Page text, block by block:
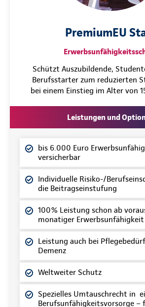
PremiumEU
Schützt Auszubildende,
Berufsstarter zum reduzierten
bei einem Einstieg im Alter von
Leistungen und
bis 6.000 Euro
versicherbar
Individuelle Risiko-/
die Beitragseinstufung
100% Leistung schon ab
monatiger Erwerbsunfähigkeit
Leistung auch bei
Demenz
Weltweiter Schutz
Spezielles Umtauschrecht in
Berufsunfähigkeitsvorsorge –